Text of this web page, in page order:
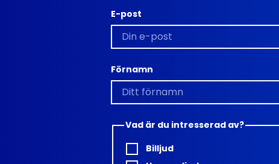
E-post
Förnamn
Vad är du intresserad av?
Billjud